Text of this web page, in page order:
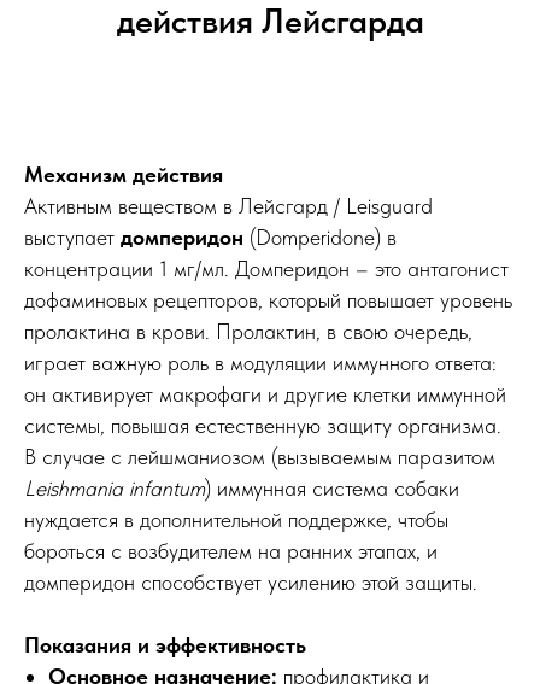
действия Лейсгарда
Механизм действия
Активным веществом в Лейсгард / Leisguard
выступает домперидон (Domperidone) в
концентрации 1 мг/мл. Домперидон – это антагонист
дофаминовых рецепторов, который повышает уровень
пролактина в крови. Пролактин, в свою очередь,
играет важную роль в модуляции иммунного ответа:
он активирует макрофаги и другие клетки иммунной
системы, повышая естественную защиту организма.
В случае с лейшманиозом (вызываемым паразитом
Leishmania infantum) иммунная система собаки
нуждается в дополнительной поддержке, чтобы
бороться с возбудителем на ранних этапах, и
домперидон способствует усилению этой защиты.
Показания и эффективность
Основное назначение: профилактика и